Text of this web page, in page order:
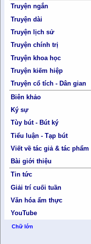
Truyện ngắn
Truyện dài
Truyện lịch sử
Truyện chính trị
Truyện khoa học
Truyện kiếm hiệp
Truyện cổ tích - Dân gian
Biên khảo
Ký sự
Tùy bút - Bút ký
Tiểu luận - Tạp bút
Viết về tác giả & tác phẩm
Bài giới thiệu
Tin tức
Giải trí cuối tuần
Văn hóa ẩm thực
YouTube
Chữ lớn